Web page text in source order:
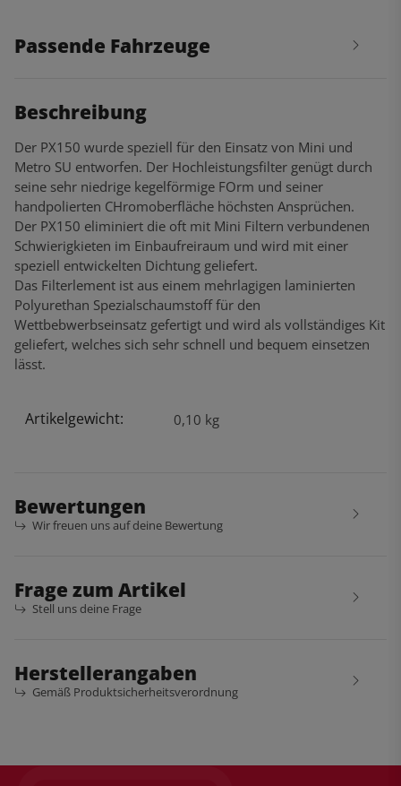
Passende Fahrzeuge
Beschreibung
Der PX150 wurde speziell für den Einsatz von Mini und
Metro SU entworfen. Der Hochleistungsfilter genügt durch
seine sehr niedrige kegelförmige FOrm und seiner
handpolierten CHromoberfläche höchsten Ansprüchen.
Der PX150 eliminiert die oft mit Mini Filtern verbundenen
Schwierigkieten im Einbaufreiraum und wird mit einer
speziell entwickelten Dichtung geliefert.
Das Filterlement ist aus einem mehrlagigen laminierten
Polyurethan Spezialschaumstoff für den
Wettbebwerbseinsatz gefertigt und wird als vollständiges Kit
geliefert, welches sich sehr schnell und bequem einsetzen
lässt.
Produkteigenschaft
Wert
Artikelgewicht: 0,10 kg
Bewertungen
Wir freuen uns auf deine Bewertung
Frage zum Artikel
Stell uns deine Frage
Herstellerangaben
Gemäß Produktsicherheitsverordnung